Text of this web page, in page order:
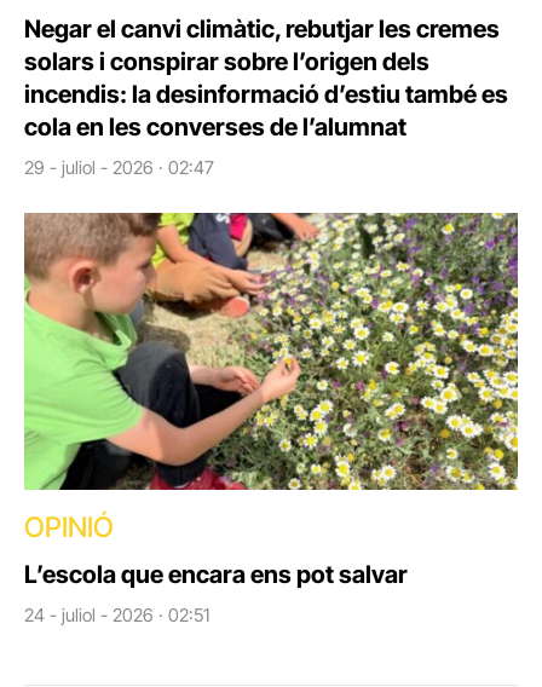
Negar el canvi climàtic, rebutjar les cremes
solars i conspirar sobre l’origen dels
incendis: la desinformació d’estiu també es
cola en les converses de l’alumnat
29 - juliol - 2026 · 02:47
OPINIÓ
L’escola que encara ens pot salvar
24 - juliol - 2026 · 02:51